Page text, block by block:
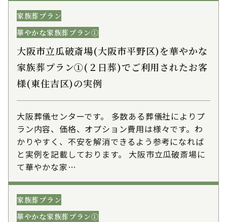
家族葬プラン
華やかな家族葬プラン①
大阪市立瓜破斎場(大阪市平野区)を華やかな
家族葬プラン①(２日葬)でご利用されたお客
様(東住吉区)の実例
大阪葬儀センターです。 多数ある葬儀社によりプ
ラン内容、価格、オプション費用は様々です。わ
かりやすく、不安を解消できるよう参考になれば
と実例を記載しております。 大阪市立瓜破斎場に
て華やかな家…
家族葬プラン
華やかな家族葬プラン①